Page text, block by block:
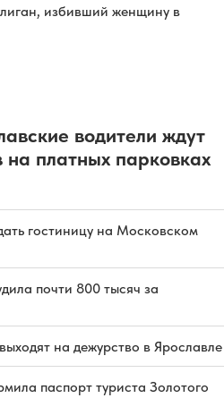
избивший женщину в
водители ждут
на платных парковках
гостиницу на Московском
почти 800 тысяч за
на дежурство в Ярославле
паспорт туриста Золотого